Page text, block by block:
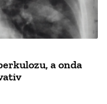
a onda